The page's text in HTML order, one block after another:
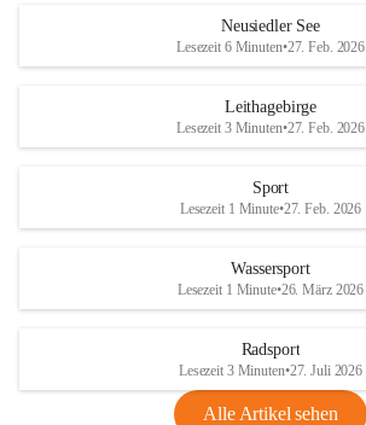
S
und den daraus folgenden wirtschaftlichen
Maßnahmen zur Bekämpfung
Rebe und der Amerikanischen
Anhang VBl. EU Nr. 18
1 Seite•1,4 MB
VBl. EU Nr. 18_2026
r
S
Neusiedler See
Lesezeit 6 Minuten•27. Feb. 2026
Leithagebirge
Lesezeit 3 Minuten•27. Feb. 2026
Sport
Lesezeit 1 Minute•27. Feb. 2026
Wassersport
Lesezeit 1 Minute•26. März 2026
Radsport
Lesezeit 3 Minuten•27. Juli 2026
Alle Artikel sehen